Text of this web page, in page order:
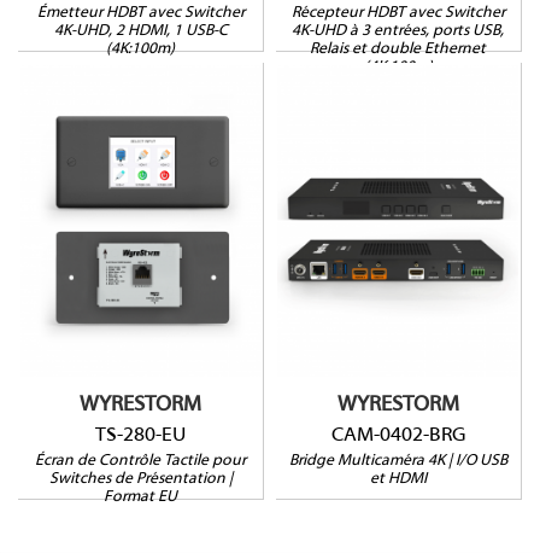
Émetteur HDBT avec Switcher
4K-UHD, 2 HDMI, 1 USB-C
(4K:100m)
Récepteur HDBT avec Switcher
4K-UHD à 3 entrées, ports USB,
Relais et double Ethernet
(4K:100m)
WYRESTORM
TS-280-EU
Écran de Contrôle Tactile pour
Switches de Présentation |
Format EU
TS-280-EU
Dimensions (HxLxP) : 86
x 147 x 33mm
Distance Max. Clavier
/ Interface : 100m
WYRESTORM
CAM-0402-BRG
Bridge Multicaméra 4K | I/O USB
et HDMI
4K/30fps
HDMI et USB-A/C